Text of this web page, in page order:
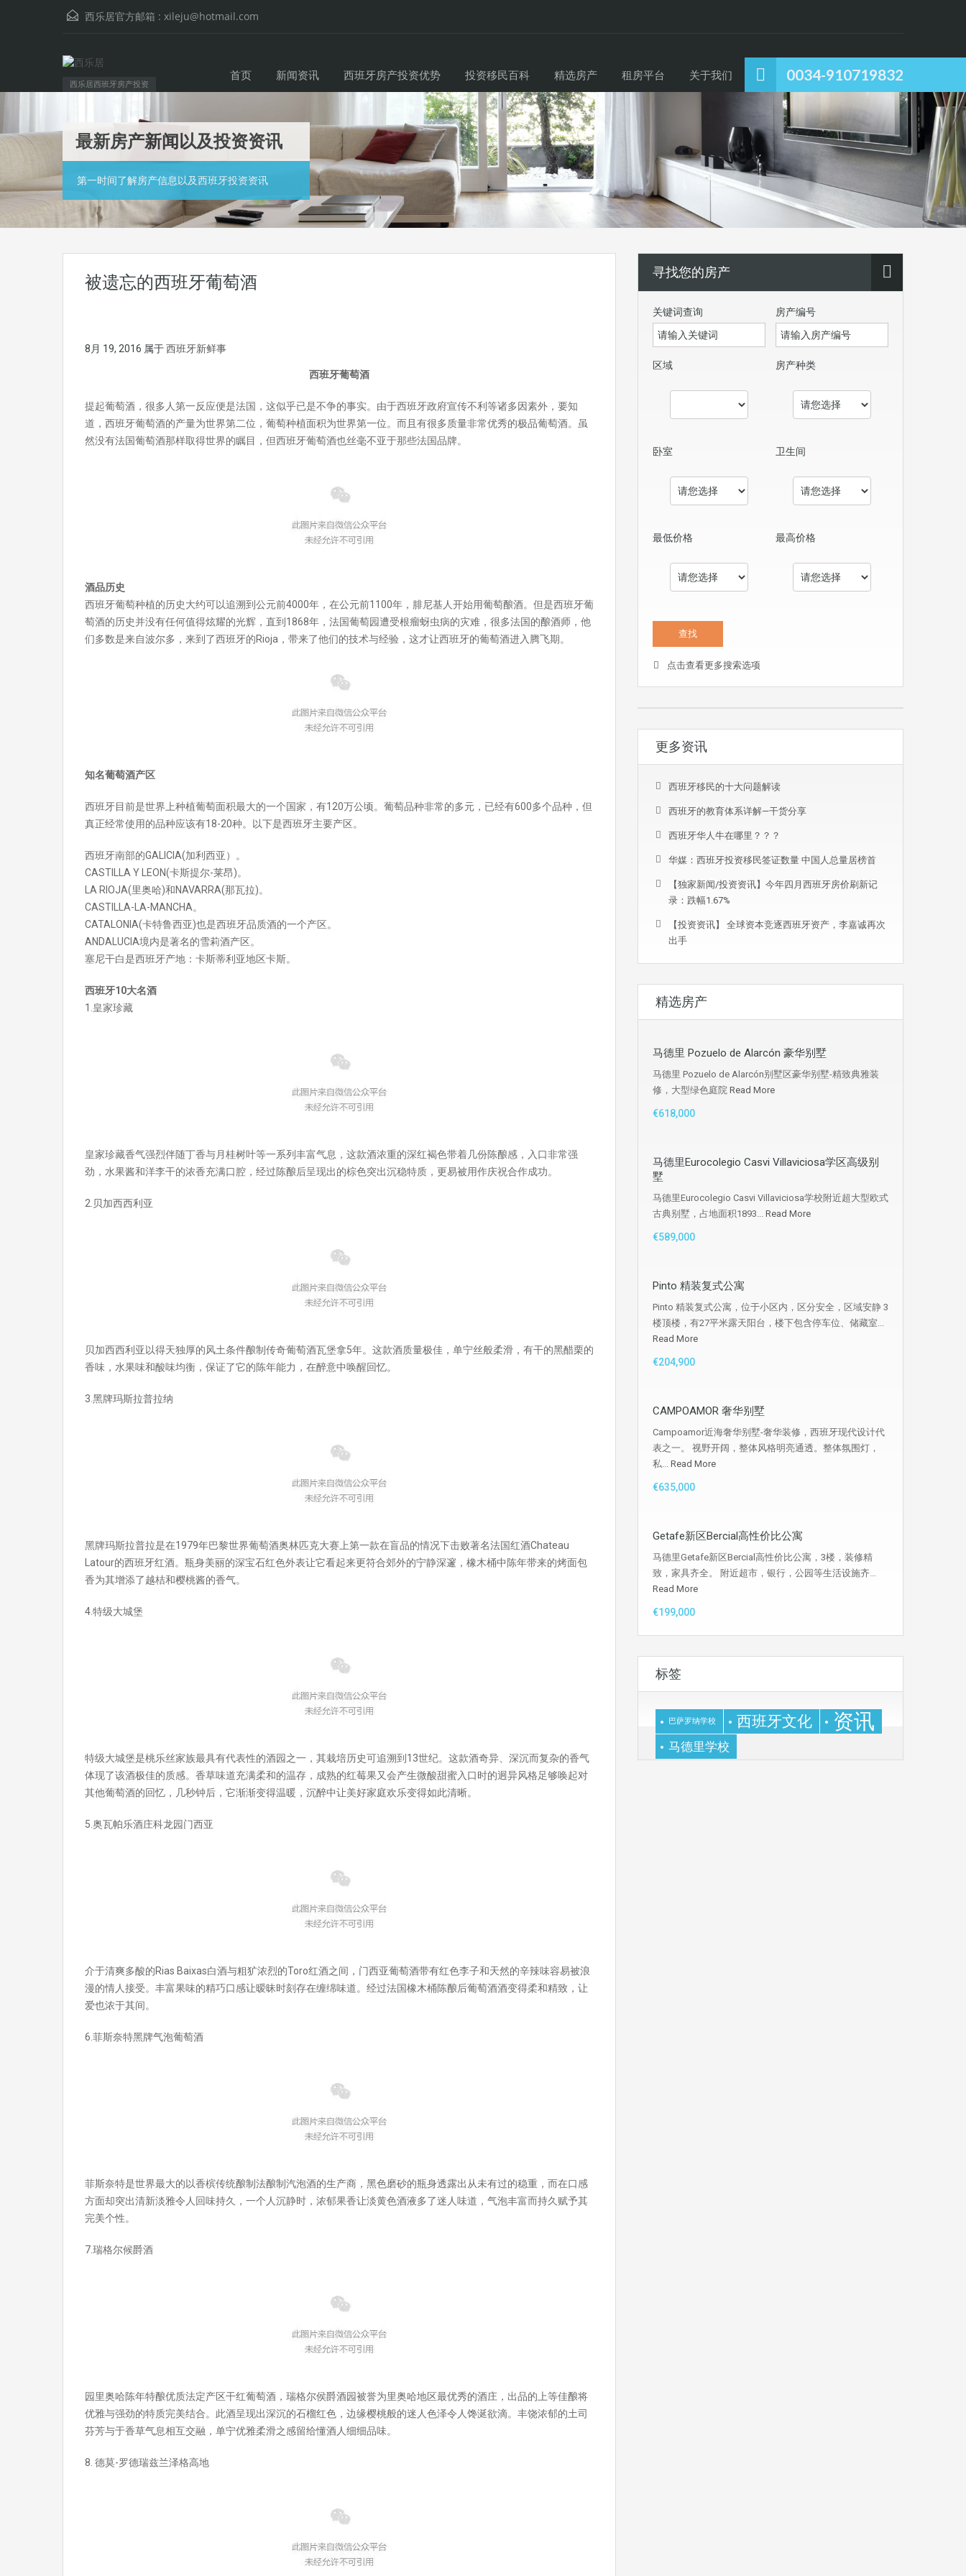
西乐居官方邮箱 : xileju@hotmail.com
西乐居西班牙房产投资
0034-910719832
首页 新闻资讯 西班牙房产投资优势 投资移民百科 精选房产 租房平台 关于我们
最新房产新闻以及投资资讯
第一时间了解房产信息以及西班牙投资资讯
被遗忘的西班牙葡萄酒
8月 19, 2016 属于西班牙新鲜事
西班牙葡萄酒
提起葡萄酒，很多人第一反应便是法国，这似乎已是不争的事实。由于西班牙政府宣传不利等诸多因素外，要知
道，西班牙葡萄酒的产量为世界第二位，葡萄种植面积为世界第一位。而且有很多质量非常优秀的极品葡萄酒。虽
然没有法国葡萄酒那样取得世界的瞩目，但西班牙葡萄酒也丝毫不亚于那些法国品牌。
酒品历史
西班牙葡萄种植的历史大约可以追溯到公元前4000年，在公元前1100年，腓尼基人开始用葡萄酿酒。但是西班牙葡
萄酒的历史并没有任何值得炫耀的光辉，直到1868年，法国葡萄园遭受根瘤蚜虫病的灾难，很多法国的酿酒师，他
们多数是来自波尔多，来到了西班牙的Rioja，带来了他们的技术与经验，这才让西班牙的葡萄酒进入腾飞期。
知名葡萄酒产区
西班牙目前是世界上种植葡萄面积最大的一个国家，有120万公顷。葡萄品种非常的多元，已经有600多个品种，但
真正经常使用的品种应该有18-20种。以下是西班牙主要产区。
西班牙南部的GALICIA(加利西亚）。
CASTILLA Y LEON(卡斯提尔-莱昂)。
LA RIOJA(里奥哈)和NAVARRA(那瓦拉)。
CASTILLA-LA-MANCHA。
CATALONIA(卡特鲁西亚)也是西班牙品质酒的一个产区。
ANDALUCIA境内是著名的雪莉酒产区。
塞尼干白是西班牙产地：卡斯蒂利亚地区卡斯。
西班牙10大名酒
1.皇家珍藏
皇家珍藏香气强烈伴随丁香与月桂树叶等一系列丰富气息，这款酒浓重的深红褐色带着几份陈酿感，入口非常强
劲，水果酱和洋李干的浓香充满口腔，经过陈酿后呈现出的棕色突出沉稳特质，更易被用作庆祝合作成功。
2.贝加西西利亚
贝加西西利亚以得天独厚的风土条件酿制传奇葡萄酒瓦堡拿5年。这款酒质量极佳，单宁丝般柔滑，有干的黑醋栗的
香味，水果味和酸味均衡，保证了它的陈年能力，在醉意中唤醒回忆。
3.黑牌玛斯拉普拉纳
黑牌玛斯拉普拉是在1979年巴黎世界葡萄酒奥林匹克大赛上第一款在盲品的情况下击败著名法国红酒Chateau
Latour的西班牙红酒。瓶身美丽的深宝石红色外表让它看起来更符合郊外的宁静深邃，橡木桶中陈年带来的烤面包
香为其增添了越桔和樱桃酱的香气。
4.特级大城堡
特级大城堡是桃乐丝家族最具有代表性的酒园之一，其栽培历史可追溯到13世纪。这款酒奇异、深沉而复杂的香气
体现了该酒极佳的质感。香草味道充满柔和的温存，成熟的红莓果又会产生微酸甜蜜入口时的迥异风格足够唤起对
其他葡萄酒的回忆，几秒钟后，它渐渐变得温暖，沉醉中让美好家庭欢乐变得如此清晰。
5.奥瓦帕乐酒庄科龙园门西亚
介于清爽多酸的Rias Baixas白酒与粗犷浓烈的Toro红酒之间，门西亚葡萄酒带有红色李子和天然的辛辣味容易被浪
漫的情人接受。丰富果味的精巧口感让暧昧时刻存在缠绵味道。经过法国橡木桶陈酿后葡萄酒酒变得柔和精致，让
爱也浓于其间。
6.菲斯奈特黑牌气泡葡萄酒
菲斯奈特是世界最大的以香槟传统酿制法酿制汽泡酒的生产商，黑色磨砂的瓶身透露出从未有过的稳重，而在口感
方面却突出清新淡雅令人回味持久，一个人沉静时，浓郁果香让淡黄色酒液多了迷人味道，气泡丰富而持久赋予其
完美个性。
7.瑞格尔候爵酒
园里奥哈陈年特酿优质法定产区干红葡萄酒，瑞格尔侯爵酒园被誉为里奥哈地区最优秀的酒庄，出品的上等佳酿将
优雅与强劲的特质完美结合。此酒呈现出深沉的石榴红色，边缘樱桃般的迷人色泽令人馋涎欲滴。丰饶浓郁的土司
芬芳与于香草气息相互交融，单宁优雅柔滑之感留给懂酒人细细品味。
8. 德莫-罗德瑞兹兰泽格高地
寻找您的房产
关键词查询 房产编号
区域 房产种类
卧室 卫生间
最低价格 最高价格
点击查看更多搜索选项
更多资讯
西班牙移民的十大问题解读
西班牙的教育体系详解—干货分享
西班牙华人牛在哪里？？？
华媒：西班牙投资移民签证数量 中国人总量居榜首
【独家新闻/投资资讯】今年四月西班牙房价刷新记
录：跌幅1.67%
【投资资讯】 全球资本竞逐西班牙资产，李嘉诚再次
出手
精选房产
马德里 Pozuelo de Alarcón 豪华别墅
马德里 Pozuelo de Alarcón别墅区豪华别墅-精致典雅装
修，大型绿色庭院 Read More
€618,000
马德里Eurocolegio Casvi Villaviciosa学区高级别
墅
马德里Eurocolegio Casvi Villaviciosa学校附近超大型欧式
古典别墅，占地面积1893... Read More
€589,000
Pinto 精装复式公寓
Pinto 精装复式公寓，位于小区内，区分安全，区域安静 3
楼顶楼，有27平米露天阳台，楼下包含停车位、储藏室...
Read More
€204,900
CAMPOAMOR 奢华别墅
Campoamor近海奢华别墅-奢华装修，西班牙现代设计代
表之一。 视野开阔，整体风格明亮通透。整体氛围灯，
私... Read More
€635,000
Getafe新区Bercial高性价比公寓
马德里Getafe新区Bercial高性价比公寓，3楼，装修精
致，家具齐全。 附近超市，银行，公园等生活设施齐...
Read More
€199,000
标签
巴萨罗纳学校 西班牙文化 资讯
马德里学校